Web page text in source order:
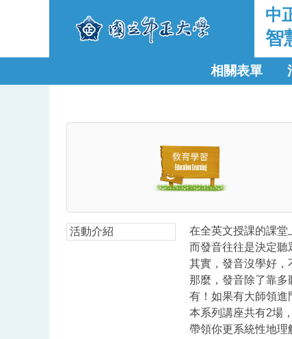
中
智
相關表單
活動介紹
在全英文授課的課堂
而發音往往是決定聽
其實，發音沒學好，
那麼，發音除了靠多
有！如果有大師領進
本系列講座共有2場
帶領你更系統性地理